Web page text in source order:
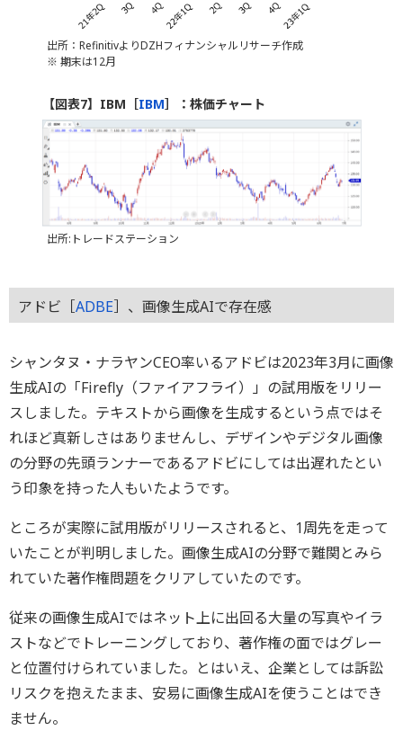
出所：RefinitivよりDZHフィナンシャルリサーチ作成
※ 期末は12月
【図表7】IBM［IBM］：株価チャート
出所:トレードステーション
アドビ［ADBE］、画像生成AIで存在感
シャンタヌ・ナラヤンCEO率いるアドビは2023年3月に画像
生成AIの「Firefly（ファイアフライ）」の試用版をリリー
スしました。テキストから画像を生成するという点ではそ
れほど真新しさはありませんし、デザインやデジタル画像
の分野の先頭ランナーであるアドビにしては出遅れたとい
う印象を持った人もいたようです。
ところが実際に試用版がリリースされると、1周先を走って
いたことが判明しました。画像生成AIの分野で難関とみら
れていた著作権問題をクリアしていたのです。
従来の画像生成AIではネット上に出回る大量の写真やイラ
ストなどでトレーニングしており、著作権の面ではグレー
と位置付けられていました。とはいえ、企業としては訴訟
リスクを抱えたまま、安易に画像生成AIを使うことはでき
ません。